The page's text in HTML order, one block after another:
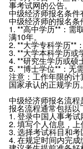
事考试网的公告。
中级经济师报名条件
中级经济师的报名条
1. **高中学历**：需
满10年。
2. **大学专科学历**
3. **大学本科学历或
4. **研究生学历或硕
5. **博士学位**：无
注意：工作年限的
国家承认的正规学历
中级经济师报名流程
报名流程通常包括以
1. 登录中国人事考试
2. 填写个人信息，上
3. 选择考试科目和
4. 在规定时间内完